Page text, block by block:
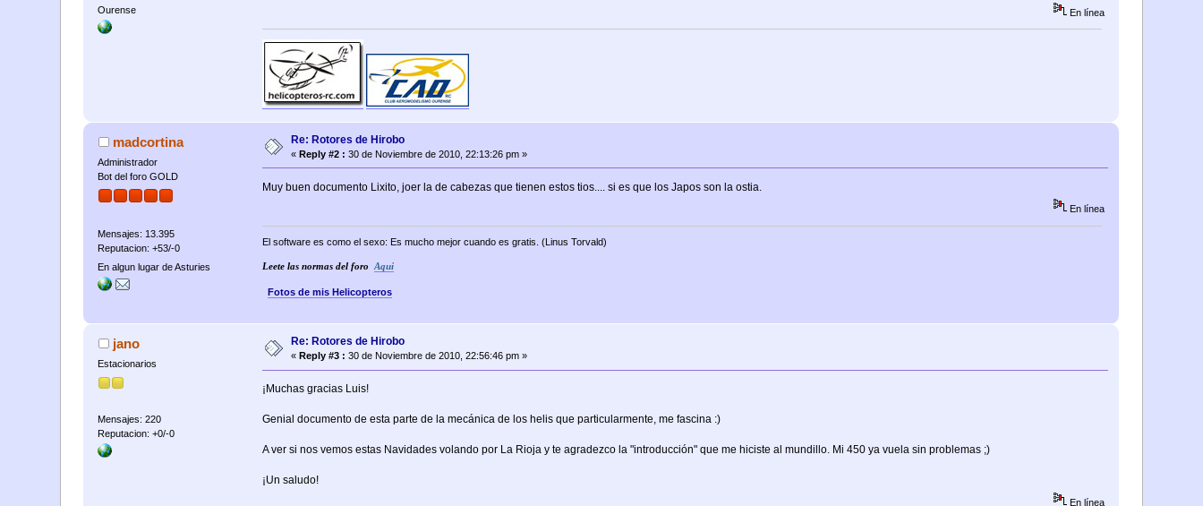
Ourense
En línea
madcortina
Administrador
Bot del foro GOLD
Mensajes: 13.395
Reputacion: +53/-0
En algun lugar de Asturies
Re: Rotores de Hirobo
«Reply #2 : 30 de Noviembre de 2010, 22:13:26 pm »
Muy buen documento Lixito, joer la de cabezas que tienen estos tios.... si es que los Japos son la ostia.
En línea
El software es como el sexo: Es mucho mejor cuando es gratis. (Linus Torvald)
Leete las normas del foroAqui
Fotos de mis Helicopteros
jano
Estacionarios
Mensajes: 220
Reputacion: +0/-0
Re: Rotores de Hirobo
« Reply #3 : 30 de Noviembre de 2010, 22:56:46 pm »
¡Muchas gracias Luis!
Genial documento de esta parte de la mecánica de los helis que particularmente, me fascina :)
A ver si nos vemos estas Navidades volando por La Rioja y te agradezco la "introducción" que me hiciste al mundillo. Mi 450 ya vuela sin problemas ;)
¡Un saludo!
En línea